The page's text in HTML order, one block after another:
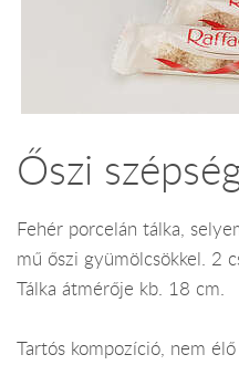
Őszi
Fehér porcelán tálka,
mű őszi gyümölcsökkel. 2
Tálka átmérője kb. 18 cm.
Tartós kompozíció, nem